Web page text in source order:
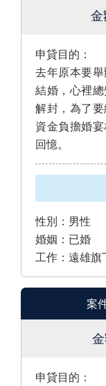
申貸目的：
去年原本要
結婚，心裡
解封，為了
資金負擔婚
回憶。
性別：男性
婚姻：已婚
工作：遠雄旗
案
申貸目的：